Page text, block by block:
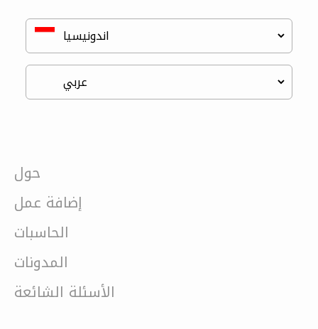
حول
إضافة عمل
الحاسبات
المدونات
الأسئلة الشائعة